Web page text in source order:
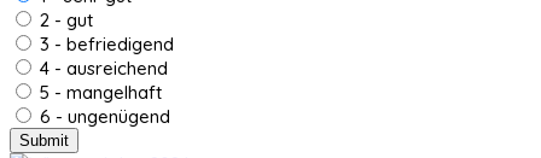
2 - gut
3 - befriedigend
4 - ausreichend
5 - mangelhaft
6 - ungenügend